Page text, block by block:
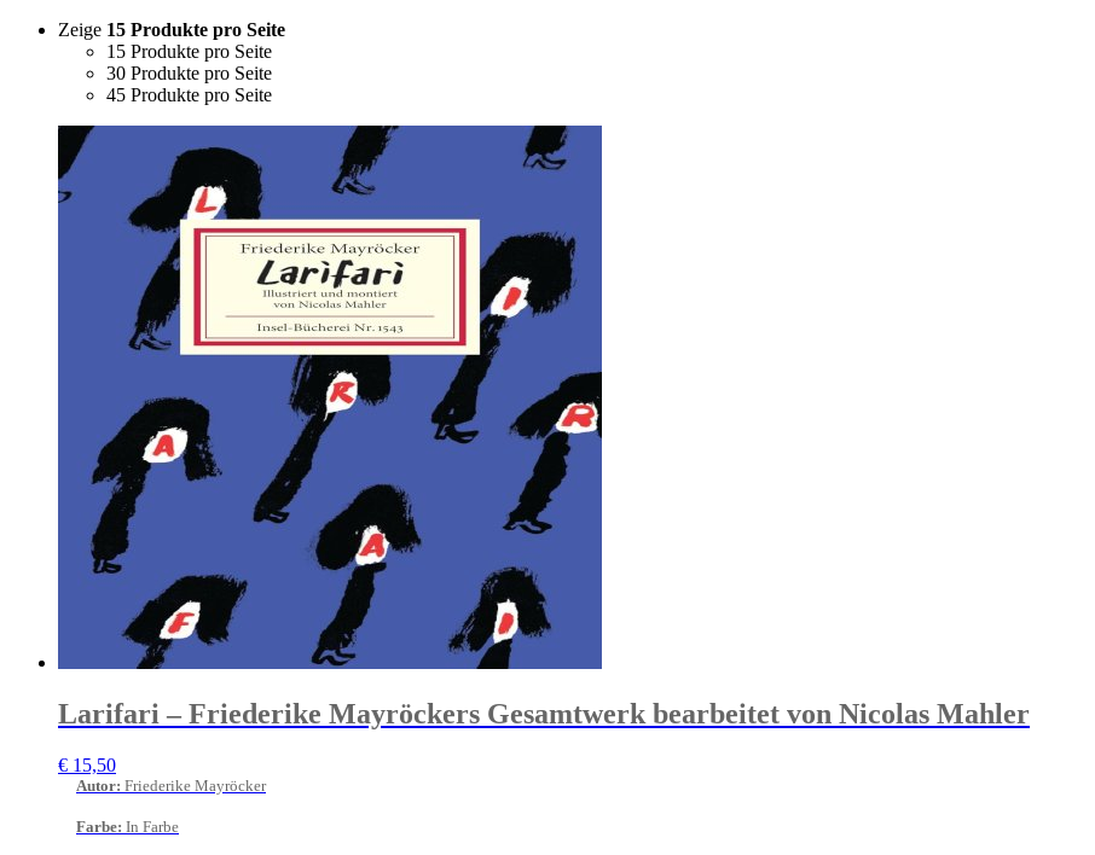
Zeige 15 Produkte pro Seite
15 Produkte pro Seite
30 Produkte pro Seite
45 Produkte pro Seite
Larifari – Friederike Mayröckers Gesamtwerk bearbeitet von Nicolas Mahler
€ 15,50
Autor: Friederike Mayröcker
Farbe: In Farbe